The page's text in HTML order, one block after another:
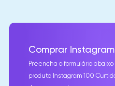
Comprar
Preencha o formulário
produto Instagram 100